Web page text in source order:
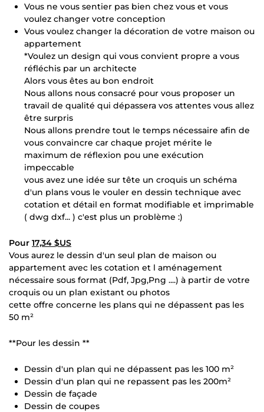
Vous ne vous sentier pas bien chez vous et vous
voulez changer votre conception
Vous voulez changer la décoration de votre maison ou
appartement
*Voulez un design qui vous convient propre a vous
réfléchis par un architecte
Alors vous êtes au bon endroit
Nous allons nous consacré pour vous proposer un
travail de qualité qui dépassera vos attentes vous allez
être surpris
Nous allons prendre tout le temps nécessaire afin de
vous convaincre car chaque projet mérite le
maximum de réflexion pou une exécution
impeccable
vous avez une idée sur tête un croquis un schéma
d'un plans vous le vouler en dessin technique avec
cotation et détail en format modifiable et imprimable
( dwg dxf... ) c'est plus un problème :)
Pour 17,34 $US
Vous aurez le dessin d'un seul plan de maison ou
appartement avec les cotation et l aménagement
nécessaire sous format (Pdf, Jpg,Png ....) à partir de votre
croquis ou un plan existant ou photos
cette offre concerne les plans qui ne dépassent pas les
50 m²
**Pour les dessin **
Dessin d'un plan qui ne dépassent pas les 100 m²
Dessin d'un plan qui ne repassent pas les 200m²
Dessin de façade
Dessin de coupes